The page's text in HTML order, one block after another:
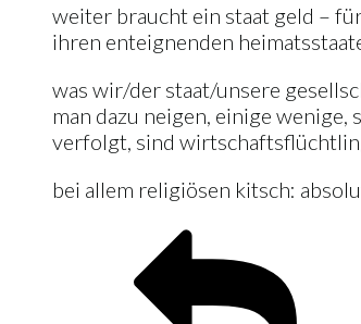
weiter braucht ein staat geld –
ihren enteignenden
was wir/der staat/unsere
man dazu neigen, einige
verfolgt, sind
bei allem religiösen kitsch: